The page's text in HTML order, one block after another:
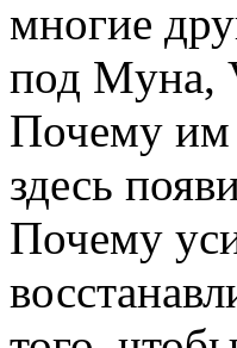
многие
под Mуна,
Почему им
здесь
Почему